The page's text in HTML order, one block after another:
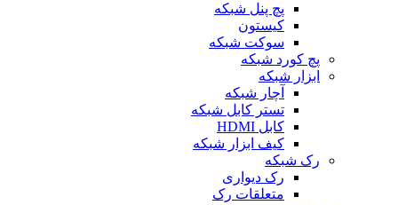
پچ پنل شبکه
کیستون
سوکت شبکه
پچ کورد شبکه
ابزار شبکه
آچار شبکه
تستر کابل شبکه
کابل HDMI
کیف ابزار شبکه
رک شبکه
رک دیواری
متعلقات رک